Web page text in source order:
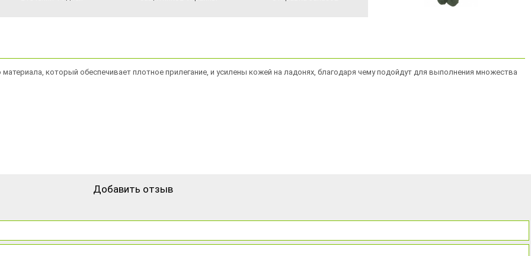
материала, который обеспечивает плотное прилегание, и усилены кожей на ладонях, благодаря чему подойдут для выполнения множества
Добавить отзыв